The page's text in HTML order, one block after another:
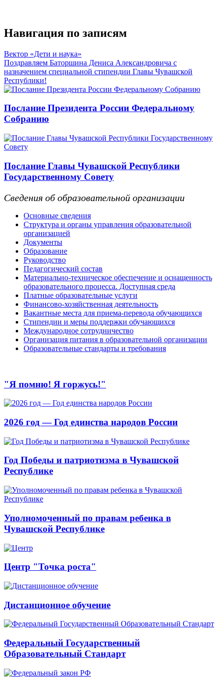
Навигация по записям
Вектор «Дети и наука»
Поздравляем Баторшина Дениса Александровича с
назначением специальной стипендии Главы Чувашской
Республики!
Послание Президента России Федеральному
Собранию
Послание Главы Чувашской Республики
Государственному Совету
Сведения об образовательной организации
Основные сведения
Структура и органы управления образовательной
организацией
Документы
Образование
Руководство
Педагогический состав
Материально-техническое обеспечение и оснащенность
образовательного процесса. Доступная среда
Платные образовательные услуги
Финансово-хозяйственная деятельность
Вакантные места для приема-перевода обучающихся
Стипендии и меры поддержки обучающихся
Международное сотрудничество
Организация питания в образовательной организации
Образовательные стандарты и требования
"Я помню! Я горжусь!"
2026 год — Год единства народов России
Год Победы и патриотизма в Чувашской
Республике
Уполномоченный по правам ребенка в
Чувашской Республике
Центр "Точка роста"
Дистанционное обучение
Федеральный Государственный
Образовательный Стандарт